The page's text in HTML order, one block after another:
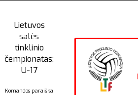
Lietuvos
salės
tinklinio
čempionatas:
U-17
Komandos paraiška